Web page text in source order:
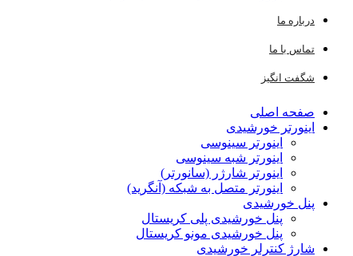
درباره ما
تماس با ما
شگفت انگیز
صفحه اصلی
اینورتر خورشیدی
اینورتر سینوسی
اینورتر شبه سینوسی
اینورتر شارژر (سانورتر)
اینورتر متصل به شبکه (آنگرید)
پنل خورشیدی
پنل خورشیدی پلی کریستال
پنل خورشیدی مونو کریستال
شارژ کنترلر خورشیدی